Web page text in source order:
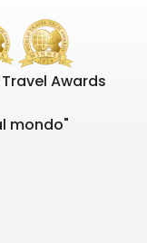
Awards
mondo"